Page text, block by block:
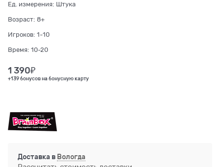
Ед. измерения: Штука
Возраст: 8+
Игроков: 1-10
Время: 10-20
1 390₽
+139 бонусов на бонусную карту
Доставка в Вологда